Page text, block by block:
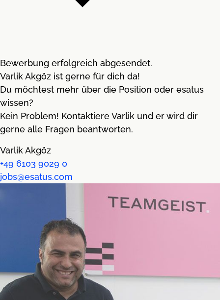
Bewerbung erfolgreich abgesendet.
Varlik Akgöz ist gerne für dich da!
Du möchtest mehr über die Position oder esatus
wissen?
Kein Problem! Kontaktiere Varlik und er wird dir
gerne alle Fragen beantworten.
Varlik Akgöz
+49 6103 9029 0
jobs@esatus.com